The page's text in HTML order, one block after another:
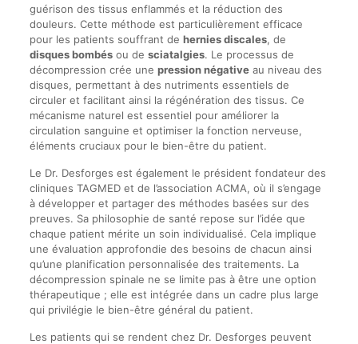
guérison des tissus enflammés et la réduction des
douleurs. Cette méthode est particulièrement efficace
pour les patients souffrant de hernies discales, de
disques bombésou de sciatalgies. Le processus de
décompression crée une pression négativeau niveau des
disques, permettant à des nutriments essentiels de
circuler et facilitant ainsi la régénération des tissus. Ce
mécanisme naturel est essentiel pour améliorer la
circulation sanguine et optimiser la fonction nerveuse,
éléments cruciaux pour le bien-être du patient.
Le Dr. Desforges est également le président fondateur des
cliniques TAGMED et de l’association ACMA, où il s’engage
à développer et partager des méthodes basées sur des
preuves. Sa philosophie de santé repose sur l’idée que
chaque patient mérite un soin individualisé. Cela implique
une évaluation approfondie des besoins de chacun ainsi
qu’une planification personnalisée des traitements. La
décompression spinale ne se limite pas à être une option
thérapeutique ; elle est intégrée dans un cadre plus large
qui privilégie le bien-être général du patient.
Les patients qui se rendent chez Dr. Desforges peuvent